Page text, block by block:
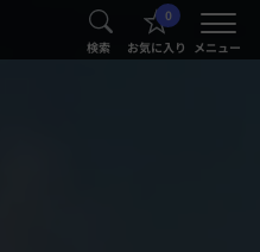
検索
0
お気に入り メニュー
®